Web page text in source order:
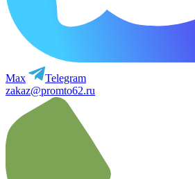
Max
Telegram
zakaz@promto62.ru